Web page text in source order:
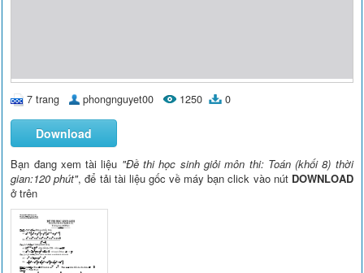
7 trang phongnguyet00 1250 0
Download
Bạn đang xem tài liệu "Đề thi học sinh giỏi môn thi: Toán (khối 8) thời
gian:120 phút", để tải tài liệu gốc về máy bạn click vào nút DOWNLOAD
ở trên